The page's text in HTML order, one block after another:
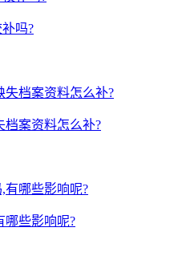
吗?
档案资料怎么补?
哪些影响呢?